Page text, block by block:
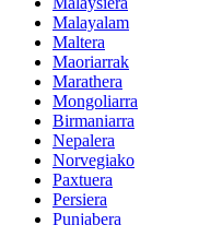
Malayalam
Maltera
Maoriarrak
Marathera
Mongoliarra
Birmaniarra
Nepalera
Norvegiako
Paxtuera
Persiera
Punjabera